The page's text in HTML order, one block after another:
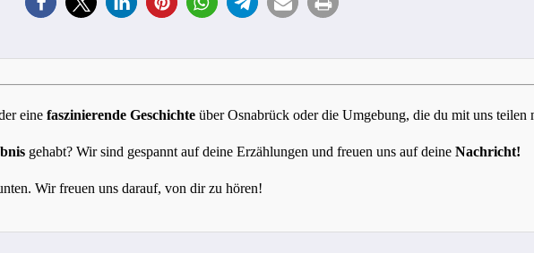
eine faszinierende Geschichte über Osnabrück oder die Umgebung, die du mit uns teilen
gehabt? Wir sind gespannt auf deine Erzählungen und freuen uns auf deine Nachricht!
Wir freuen uns darauf, von dir zu hören!